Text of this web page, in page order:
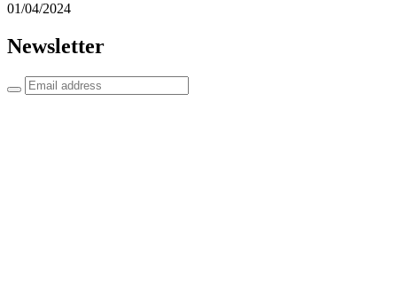
01/04/2024
Newsletter